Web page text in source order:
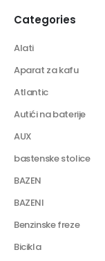
Categories
Alati
Aparat za kafu
Atlantic
Autići na baterije
AUX
bastenske stolice
BAZEN
BAZENI
Benzinske freze
Bicikla